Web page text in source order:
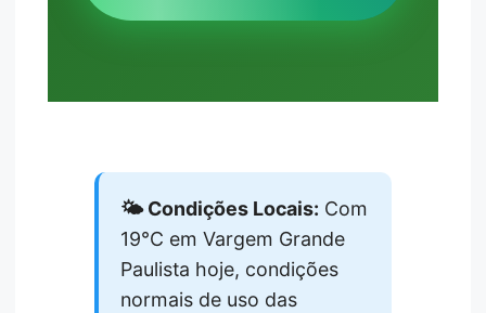
🌤️ Condições Locais: Com
19°C em Vargem Grande
Paulista hoje, condições
normais de uso das